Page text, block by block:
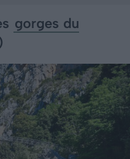
gorges du